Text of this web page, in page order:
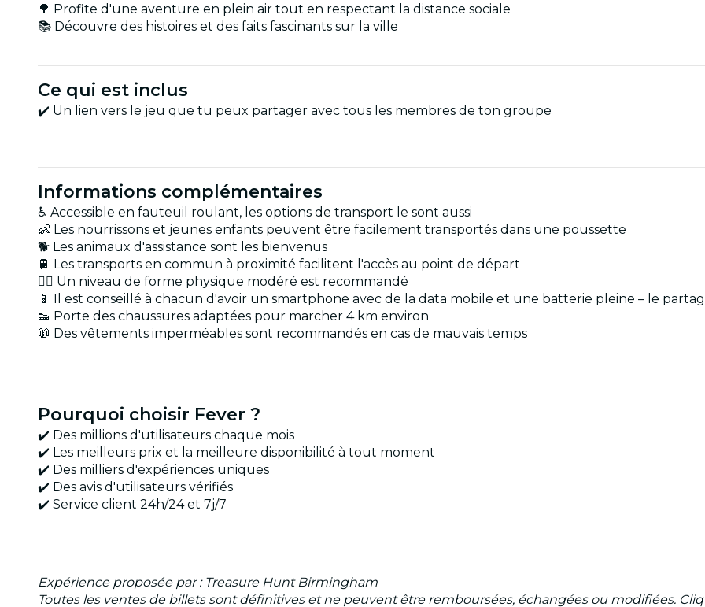
🌳 Profite d'une aventure en plein air tout en respectant la distance sociale
📚 Découvre des histoires et des faits fascinants sur la ville
Ce qui est inclus
✔️ Un lien vers le jeu que tu peux partager avec tous les membres de ton groupe
Informations complémentaires
♿ Accessible en fauteuil roulant, les options de transport le sont aussi
👶 Les nourrissons et jeunes enfants peuvent être facilement transportés dans une poussette
🐕 Les animaux d'assistance sont les bienvenus
🚆 Les transports en commun à proximité facilitent l'accès au point de départ
🏋️‍♂️ Un niveau de forme physique modéré est recommandé
📱 Il est conseillé à chacun d'avoir un smartphone avec de la data mobile et une batterie pleine – le
👟 Porte des chaussures adaptées pour marcher 4 km environ
🧥 Des vêtements imperméables sont recommandés en cas de mauvais temps
Pourquoi choisir Fever ?
✔️ Des millions d'utilisateurs chaque mois
✔️ Les meilleurs prix et la meilleure disponibilité à tout moment
✔️ Des milliers d'expériences uniques
✔️ Des avis d'utilisateurs vérifiés
✔️ Service client 24h/24 et 7j/7
Expérience proposée par : Treasure Hunt Birmingham
Toutes les ventes de billets sont définitives et ne peuvent être remboursées, échangées ou modifiées.